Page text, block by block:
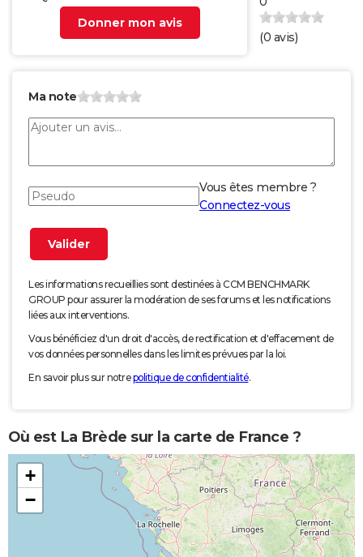
Donner mon avis
(0 avis)
Ma note
Vous êtes membre ?
Connectez-vous
Les informations recueillies sont destinées à CCM BENCHMARK
GROUP pour assurer la modération de ses forums et les notifications
liées aux interventions.
Vous bénéficiez d'un droit d'accès, de rectification et d'effacement de
vos données personnelles dans les limites prévues par la loi.
En savoir plus sur notrepolitique de confidentialité.
Où est La Brède sur la carte de France ?
+
−